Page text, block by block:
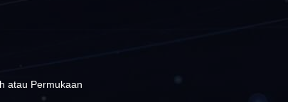
atau Permukaan